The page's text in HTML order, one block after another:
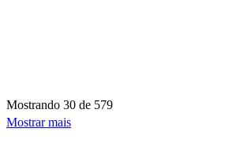
Mostrando 30 de 579
Mostrar mais